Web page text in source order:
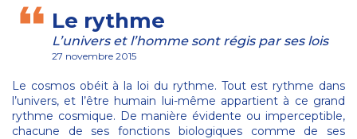
Le rythme
L’univers et l’homme sont régis par ses lois
27 novembre 2015
Le cosmos obéit à la loi du rythme. Tout est rythme dans
l’univers, et l’être humain lui-même appartient à ce grand
rythme cosmique. De manière évidente ou imperceptible,
chacune de ses fonctions biologiques comme de ses